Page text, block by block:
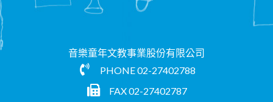
音樂童年文教事業股份有限公司
PHONE02-27402788
FAX 02-27402787